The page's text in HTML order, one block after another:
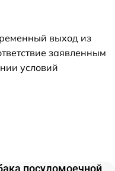
выход из
заявленным
условий
посудомоечной